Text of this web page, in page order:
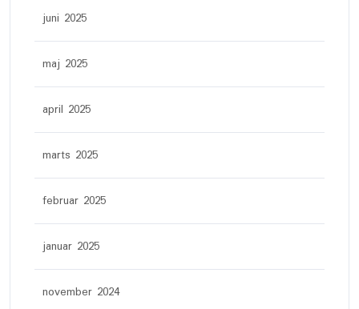
juni 2025
maj 2025
april 2025
marts 2025
februar 2025
januar 2025
november 2024